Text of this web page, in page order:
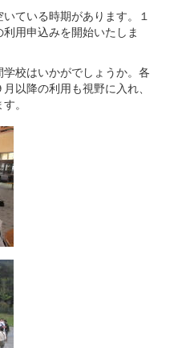
ている時期があります。１
用申込みを開始いたしま
校はいかがでしょうか。各
以降の利用も視野に入れ、
。